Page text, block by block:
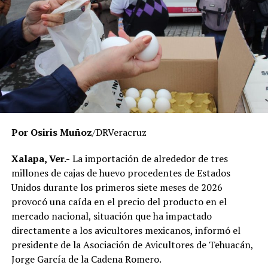
universidad opere bajo criterios de legalidad, eficiencia y
transparencia, privilegiando el servicio que se brinda a
miles de estudiantes en la entidad.
El Gobierno del Estado ha reiterado que las
investigaciones se desarrollan con apego a la ley y
respetando el debido proceso, por lo que hasta el
momento no existe una determinación definitiva sobre
responsabilidades individuales.
señalaron que un grupo de profesores ha manifestado
su inconformidad con el proceso de revisión, al
considerar que las investigaciones podrían afectar
intereses al interior de la institución.
De acuerdo con esos testimonios, el grupo identificado
comoMovimiento Estatal UPAV, integrado
públicamente por Verónica Sánchez Ramos, Mauricio
Por Osiris Muñoz/DRVeracruz
Xalapa, Ver.- La importación de alrededor de tres
millones de cajas de huevo procedentes de Estados
Unidos durante los primeros siete meses de 2026
provocó una caída en el precio del producto en el
mercado nacional, situación que ha impactado
directamente a los avicultores mexicanos, informó el
presidente de la Asociación de Avicultores de Tehuacán,
Jorge García de la Cadena Romero.